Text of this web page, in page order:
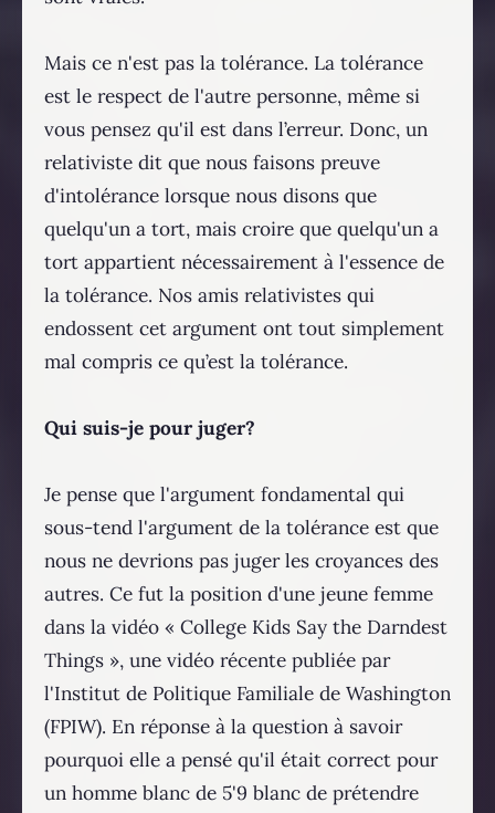
Mais ce n'est pas la tolérance. La tolérance
est le respect de l'autre personne, même si
vous pensez qu'il est dans l’erreur. Donc, un
relativiste dit que nous faisons preuve
d'intolérance lorsque nous disons que
quelqu'un a tort, mais croire que quelqu'un a
tort appartient nécessairement à l'essence de
la tolérance. Nos amis relativistes qui
endossent cet argument ont tout simplement
mal compris ce qu’est la tolérance.
Qui suis-je pour juger?
Je pense que l'argument fondamental qui
sous-tend l'argument de la tolérance est que
nous ne devrions pas juger les croyances des
autres. Ce fut la position d'une jeune femme
dans la vidéo « College Kids Say the Darndest
Things », une vidéo récente publiée par
l'Institut de Politique Familiale de Washington
(FPIW). En réponse à la question à savoir
pourquoi elle a pensé qu'il était correct pour
un homme blanc de 5'9 blanc de prétendre